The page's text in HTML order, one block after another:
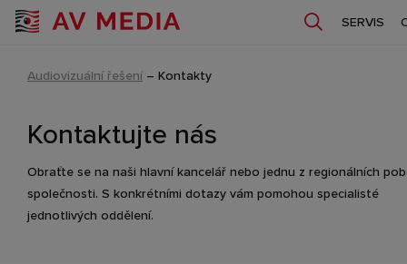
SERVIS
Audiovizuální řešení – Kontakty
Kontaktujte nás
Obraťte se na naši hlavní kancelář nebo jednu z regionálních
společnosti. S konkrétními dotazy vám pomohou specialisté
jednotlivých oddělení.